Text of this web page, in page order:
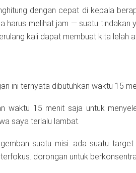
dengan cepat di kepala
harus melihat jam — suatu tindakan
kali dapat membuat kita lelah
ini ternyata dibutuhkan waktu 15
waktu 15 menit saja untuk
saya terlalu lambat.
suatu misi. ada suatu
dorongan untuk